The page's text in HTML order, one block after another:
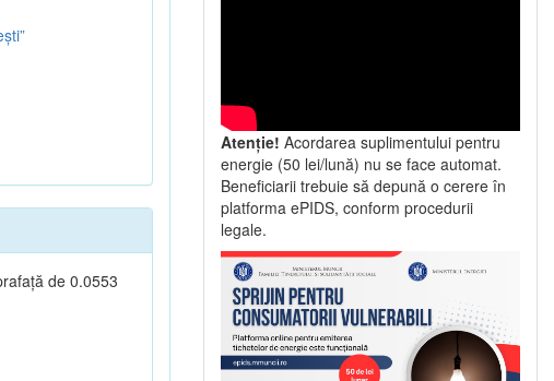
de 0.0553
Atenție! Acordarea suplimentului pentru
energie (50 lei/lună) nu se face automat.
Beneficiarii trebuie să depună o cerere în
platforma ePIDS, conform procedurii
legale.